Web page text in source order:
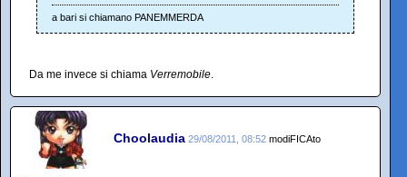
a bari si chiamano PANEMMERDA
Da me invece si chiama Verremobile.
Choolaudia 29/08/2011, 08:52 modiFICAto